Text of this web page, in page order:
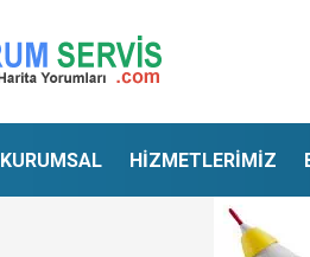
KURUMSAL HİZMETLERİMİZ